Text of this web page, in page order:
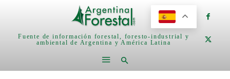
Fuente de información forestal, foresto-industrial y
ambiental de Argentina y América Latina